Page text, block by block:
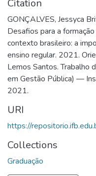
Citation
GONÇALVES, Jessyca
Desafios para a
contexto brasileiro: a
ensino regular. 2021.
Lemos Santos. Trabalho
em Gestão Pública) —
2021.
URI
https://
Collections
Graduação